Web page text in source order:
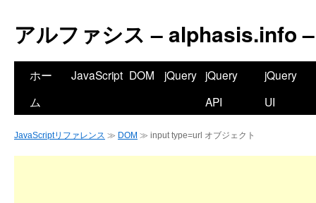
アルファシス – alphasis.info –
ホー
ム
JavaScript DOM jQuery jQuery
API
jQuery
UI
JavaScriptリファレンス ≫ DOM ≫ input type=url オブジェクト